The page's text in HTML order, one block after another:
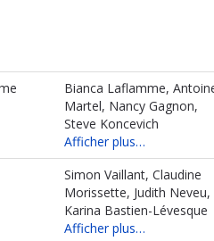
Bianca Laflamme,
Martel, Nancy Gagnon,
Steve Koncevich
Afficher plus…
Simon Vaillant, Claudine
Morissette, Judith Neveu,
Karina Bastien-Lévesque
Afficher plus…